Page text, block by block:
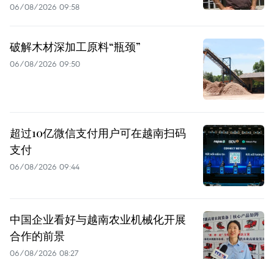
06/08/2026 09:58
破解木材深加工原料“瓶颈”
06/08/2026 09:50
超过10亿微信支付用户可在越南扫码
支付
06/08/2026 09:44
中国企业看好与越南农业机械化开展
合作的前景
06/08/2026 08:27